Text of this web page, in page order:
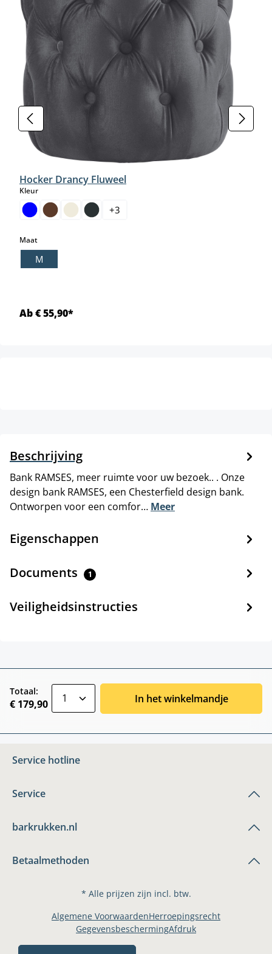
Hocker Drancy Fluweel
Kleurselect
+3
Maatselect
M
Ab € 55,90*
Beschrijving
Bank RAMSES, meer ruimte voor uw bezoek.. . Onze
design bank RAMSES, een Chesterfield design bank.
Ontworpen voor een comfor… Meer
Eigenschappen
Documents 1
Veiligheidsinstructies
Totaal:
€ 179,90 In het winkelmandje
Service hotline
Service
barkrukken.nl
Betaalmethoden
* Alle prijzen zijn incl. btw.
Algemene VoorwaardenHerroepingsrecht
GegevensbeschermingAfdruk